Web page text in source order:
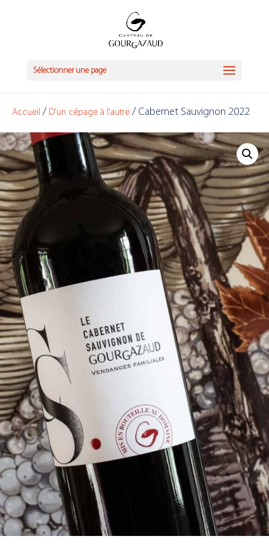
Sélectionner une page
Accueil / D'un cépage à l'autre / Cabernet Sauvignon 2022